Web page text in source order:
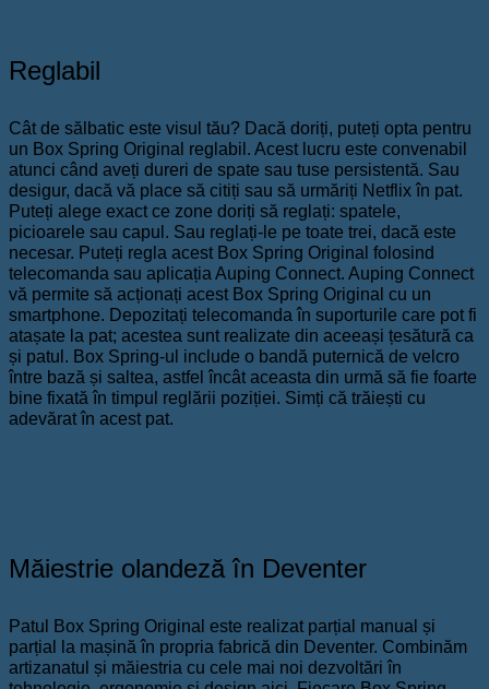
Reglabil
Cât de sălbatic este visul tău? Dacă doriți, puteți opta pentru
un Box Spring Original reglabil. Acest lucru este convenabil
atunci când aveți dureri de spate sau tuse persistentă. Sau
desigur, dacă vă place să citiți sau să urmăriți Netflix în pat.
Puteți alege exact ce zone doriți să reglați: spatele,
picioarele sau capul. Sau reglați-le pe toate trei, dacă este
necesar. Puteți regla acest Box Spring Original folosind
telecomanda sau aplicația Auping Connect. Auping Connect
vă permite să acționați acest Box Spring Original cu un
smartphone. Depozitați telecomanda în suporturile care pot fi
atașate la pat; acestea sunt realizate din aceeași țesătură ca
și patul. Box Spring-ul include o bandă puternică de velcro
între bază și saltea, astfel încât aceasta din urmă să fie foarte
bine fixată în timpul reglării poziției. Simți că trăiești cu
adevărat în acest pat.
Măiestrie olandeză în Deventer
Patul Box Spring Original este realizat parțial manual și
parțial la mașină în propria fabrică din Deventer. Combinăm
artizanatul și măiestria cu cele mai noi dezvoltări în